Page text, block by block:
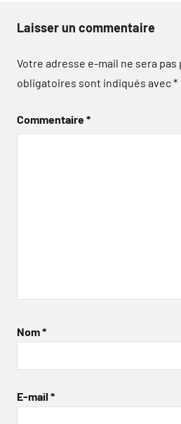
Laisser un commentaire
Votre adresse e-mail ne sera pas
obligatoires sont indiqués avec*
Commentaire*
Nom*
E-mail *